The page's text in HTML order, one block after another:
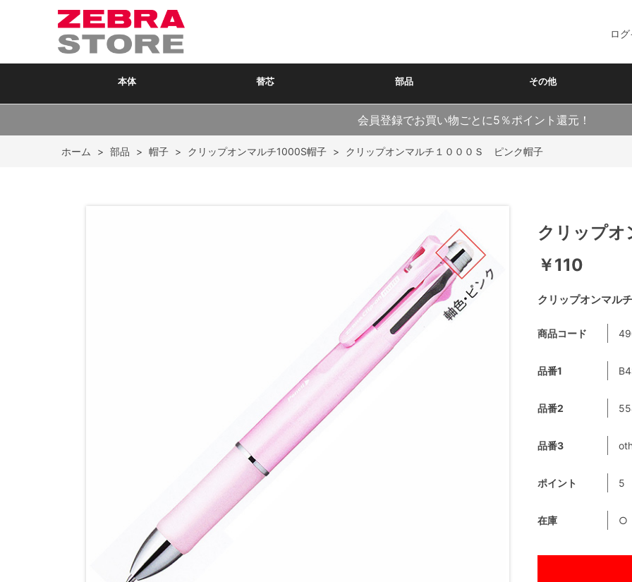
ロ
本体 替芯 部品 その他
会員登録でお買い物ごとに5％ポイント還元！
ホーム > 部品 > 帽子 > クリップオンマルチ1000S帽子 > クリップオンマルチ１０００Ｓ ピンク帽子
クリップオンマル
クリップ
￥110
商品コード
品番1
品番2
品番3
ポイント 5
在庫 ○